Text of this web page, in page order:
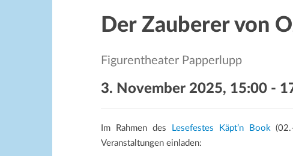
Der Zauberer von
Figurentheater Papperlupp
3. November 2025, 15:00 -
Im Rahmen des Lesefestes Käpt’n Book(02.-
Veranstaltungen einladen: